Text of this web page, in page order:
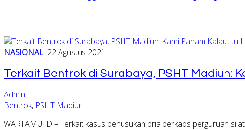
NASIONAL 22 Agustus 2021
Terkait Bentrok di Surabaya, PSHT Madiun:
Admin
Bentrok, PSHT Madiun
WARTAMU.ID – Terkait kasus penusukan pria berkaos perguruan